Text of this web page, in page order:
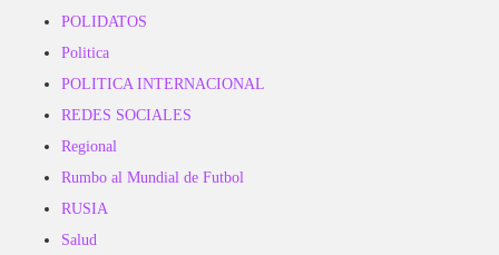
POLIDATOS
Politica
POLITICA INTERNACIONAL
REDES SOCIALES
Regional
Rumbo al Mundial de Futbol
RUSIA
Salud